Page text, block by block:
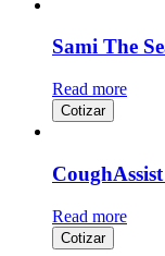
Sami The
Read more
Cotizar
Read more
Cotizar